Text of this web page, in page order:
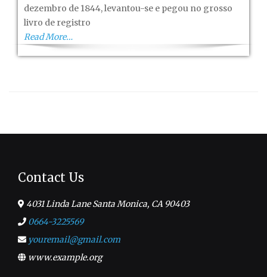
dezembro de 1844, levantou-se e pegou no grosso
livro de registro
Read More…
Contact Us
4031 Linda Lane Santa Monica, CA 90403
0664-3225569
youremail@gmail.com
www.example.org